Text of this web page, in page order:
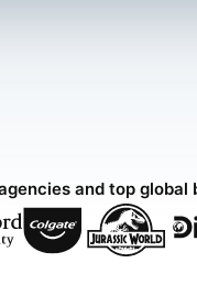
and top global